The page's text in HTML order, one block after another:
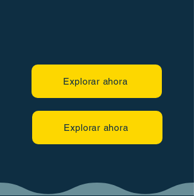
Explorar ahora
Explorar ahora